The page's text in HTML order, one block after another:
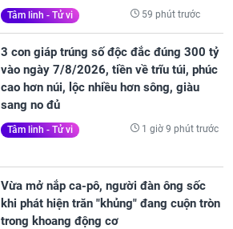
Tâm linh - Tử vi 59 phút trước
3 con giáp trúng số độc đắc đúng 300 tỷ
vào ngày 7/8/2026, tiền về trĩu túi, phúc
cao hơn núi, lộc nhiều hơn sông, giàu
sang no đủ
Tâm linh - Tử vi 1 giờ 9 phút trước
Vừa mở nắp ca-pô, người đàn ông sốc
khi phát hiện trăn "khủng" đang cuộn tròn
trong khoang động cơ